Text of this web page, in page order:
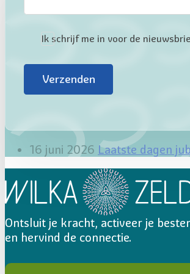
Ik schrijf me in voor de
Verzenden
16 juni 2026 Laatste dagen
Ontsluit je kracht, activeer je
en hervind de connectie.